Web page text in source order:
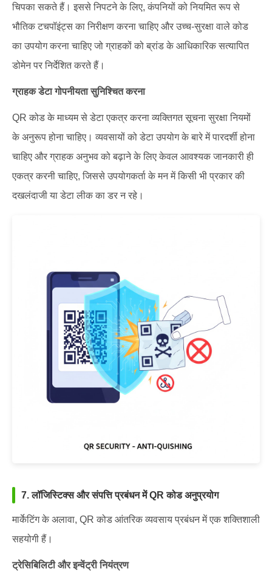
चिपका सकते हैं। इससे निपटने के लिए, कंपनियों को नियमित रूप से
भौतिक टचपॉइंट्स का निरीक्षण करना चाहिए और उच्च-सुरक्षा वाले कोड
का उपयोग करना चाहिए जो ग्राहकों को ब्रांड के आधिकारिक सत्यापित
डोमेन पर निर्देशित करते हैं।
ग्राहक डेटा गोपनीयता सुनिश्चित करना
QR कोड के माध्यम से डेटा एकत्र करना व्यक्तिगत सूचना सुरक्षा नियमों
के अनुरूप होना चाहिए। व्यवसायों को डेटा उपयोग के बारे में पारदर्शी होना
चाहिए और ग्राहक अनुभव को बढ़ाने के लिए केवल आवश्यक जानकारी ही
एकत्र करनी चाहिए, जिससे उपयोगकर्ता के मन में किसी भी प्रकार की
दखलंदाजी या डेटा लीक का डर न रहे।
7. लॉजिस्टिक्स और संपत्ति प्रबंधन में QR कोड अनुप्रयोग
मार्केटिंग के अलावा, QR कोड आंतरिक व्यवसाय प्रबंधन में एक शक्तिशाली
सहयोगी हैं।
ट्रेसिबिलिटी और इन्वेंट्री नियंत्रण